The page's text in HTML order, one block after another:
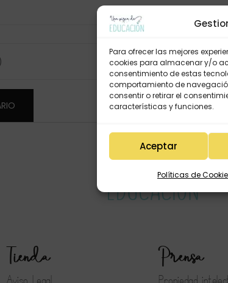
Para ofrecer las mejores
cookies para almacenar y/o
consentimiento de estas
comportamiento de
consentir o retirar el
características y funciones.
Aceptar
Políticas de
Tienda Prensa